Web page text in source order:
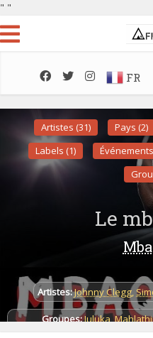
" "
FR
Artistes (31) Pays (2)
Labels (1)
Le
Artistes:Johnny Clegg,
Groupes:Juluka,